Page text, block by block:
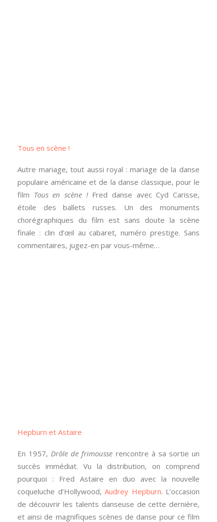
Tous en scène !
Autre mariage, tout aussi royal : mariage de la danse
populaire américaine et de la danse classique, pour le
film Tous en scène !Fred danse avec Cyd Carisse,
étoile des ballets russes. Un des monuments
chorégraphiques du film est sans doute la scène
finale : clin d’œil au cabaret, numéro prestige. Sans
commentaires, jugez-en par vous-même…
Hepburn et Astaire
En 1957,Drôle de frimousse rencontre à sa sortie un
succès immédiat. Vu la distribution, on comprend
pourquoi : Fred Astaire en duo avec la nouvelle
coqueluche d’Hollywood, Audrey Hepburn. L’occasion
de découvrir les talents danseuse de cette dernière,
et ainsi de magnifiques scènes de danse pour ce film